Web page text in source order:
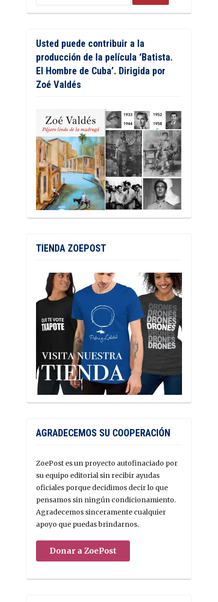
Usted puede contribuir a la
producción de la película ‘Batista.
El Hombre de Cuba’. Dirigida por
Zoé Valdés
TIENDA ZOEPOST
AGRADECEMOS SU COOPERACIÓN
ZoePost es un proyecto autofinaciado por
su equipo editorial sin recibir ayudas
oficiales porque decidimos decir lo que
pensamos sin ningún condicionamiento.
Agradecemos sinceramente cualquier
apoyo que puedas brindarnos.
Donar a ZoePost